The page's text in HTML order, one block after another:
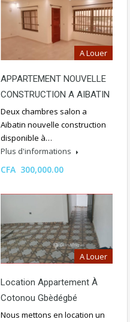
A Louer
APPARTEMENT NOUVELLE
CONSTRUCTION A AIBATIN
Deux chambres salon a
Aibatin nouvelle construction
disponible à…
Plus d'informations
CFA 300,000.00
A Louer
Location Appartement À
Cotonou Gbèdégbé
Nous mettons en location un